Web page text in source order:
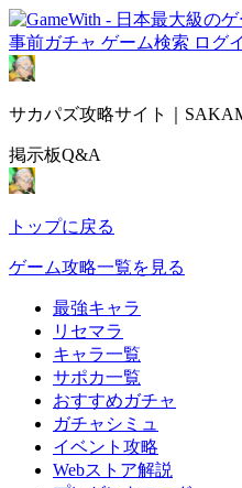
事前ガチャ ゲーム検索 ログ
サカパズ攻略サイト｜
掲示板Q&A
トップに戻る
ゲーム攻略一覧を見る
最強キャラ
リセマラ
キャラ一覧
サポカ一覧
おすすめガチャ
ガチャシミュ
イベント攻略
Webストア解説